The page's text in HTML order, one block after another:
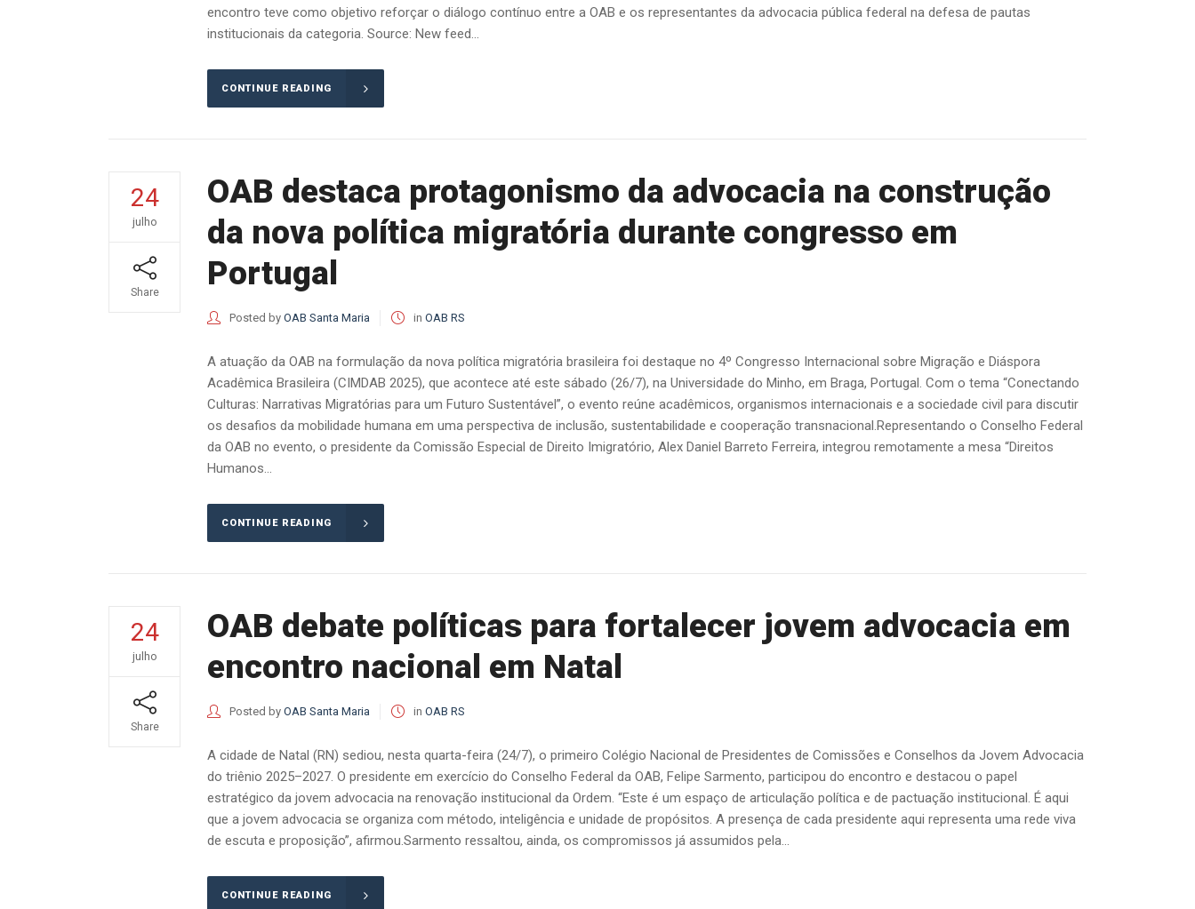
encontro teve como objetivo reforçar o diálogo contínuo entre a OAB e os representantes da advocacia pública federal na defesa de pautas
institucionais da categoria. Source: New feed...
CONTINUE READING
24
julho
Share
OAB destaca protagonismo da advocacia na construção
da nova política migratória durante congresso em
Portugal
Posted by OAB Santa Maria in OAB RS
A atuação da OAB na formulação da nova política migratória brasileira foi destaque no 4º Congresso Internacional sobre Migração e Diáspora
Acadêmica Brasileira (CIMDAB 2025), que acontece até este sábado (26/7), na Universidade do Minho, em Braga, Portugal. Com o tema “Conectando
Culturas: Narrativas Migratórias para um Futuro Sustentável”, o evento reúne acadêmicos, organismos internacionais e a sociedade civil para discutir
os desafios da mobilidade humana em uma perspectiva de inclusão, sustentabilidade e cooperação transnacional.Representando o Conselho Federal
da OAB no evento, o presidente da Comissão Especial de Direito Imigratório, Alex Daniel Barreto Ferreira, integrou remotamente a mesa “Direitos
Humanos...
CONTINUE READING
24
julho
Share
OAB debate políticas para fortalecer jovem advocacia em
encontro nacional em Natal
Posted by OAB Santa Maria in OAB RS
A cidade de Natal (RN) sediou, nesta quarta-feira (24/7), o primeiro Colégio Nacional de Presidentes de Comissões e Conselhos da Jovem Advocacia
do triênio 2025–2027. O presidente em exercício do Conselho Federal da OAB, Felipe Sarmento, participou do encontro e destacou o papel
estratégico da jovem advocacia na renovação institucional da Ordem. “Este é um espaço de articulação política e de pactuação institucional. É aqui
que a jovem advocacia se organiza com método, inteligência e unidade de propósitos. A presença de cada presidente aqui representa uma rede viva
de escuta e proposição”, afirmou.Sarmento ressaltou, ainda, os compromissos já assumidos pela...
CONTINUE READING